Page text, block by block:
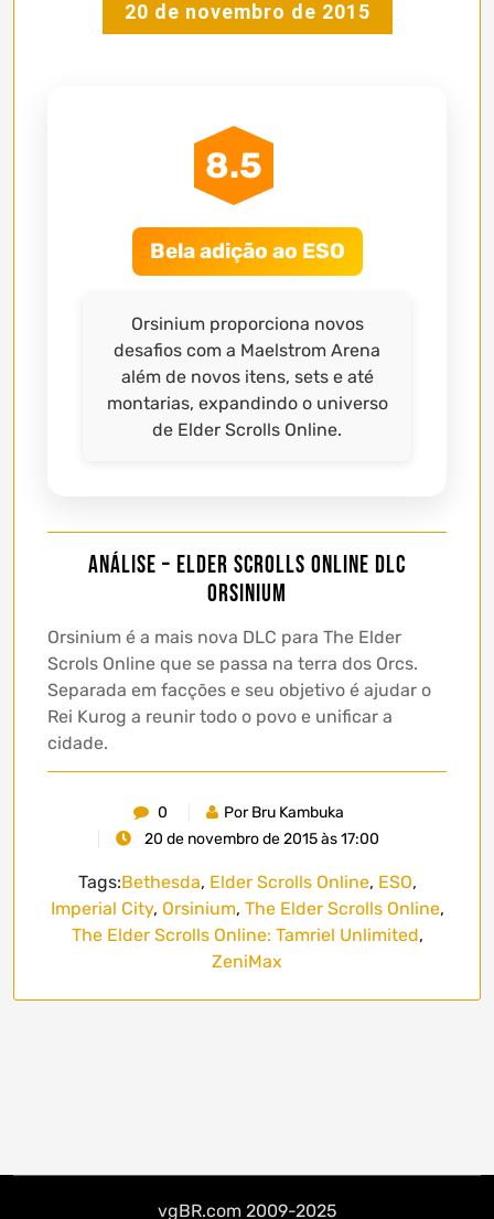
20 de novembro de 2015
8.5
Bela adição ao ESO
Orsinium proporciona novos
desafios com a Maelstrom Arena
além de novos itens, sets e até
montarias, expandindo o universo
de Elder Scrolls Online.
Análise – Elder Scrolls Online DLC
Orsinium
Orsinium é a mais nova DLC para The Elder
Scrols Online que se passa na terra dos Orcs.
Separada em facções e seu objetivo é ajudar o
Rei Kurog a reunir todo o povo e unificar a
cidade.
0
Por Bru Kambuka
20 de novembro de 2015 às 17:00
Tags:Bethesda, Elder Scrolls Online, ESO,
Imperial City, Orsinium, The Elder Scrolls Online,
The Elder Scrolls Online: Tamriel Unlimited,
ZeniMax
vgBR.com 2009-2025